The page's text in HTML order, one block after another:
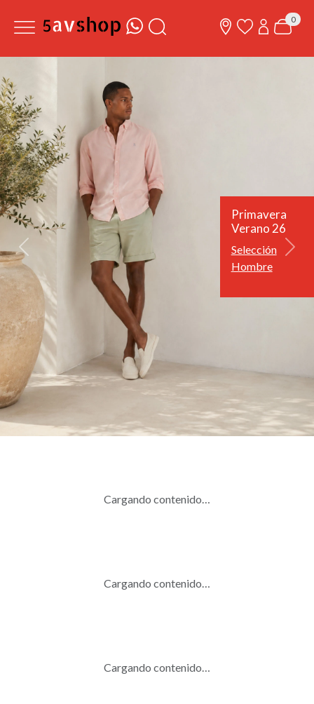
0
Primavera
Verano 26
Selección
Hombre
Previous Next
Cargando contenido…
Cargando contenido…
Cargando contenido…